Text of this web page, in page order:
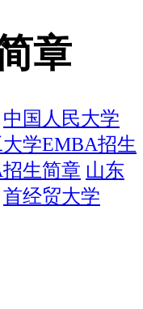
章
中国人民大学
学EMBA招生
生简章 山东
首经贸大学